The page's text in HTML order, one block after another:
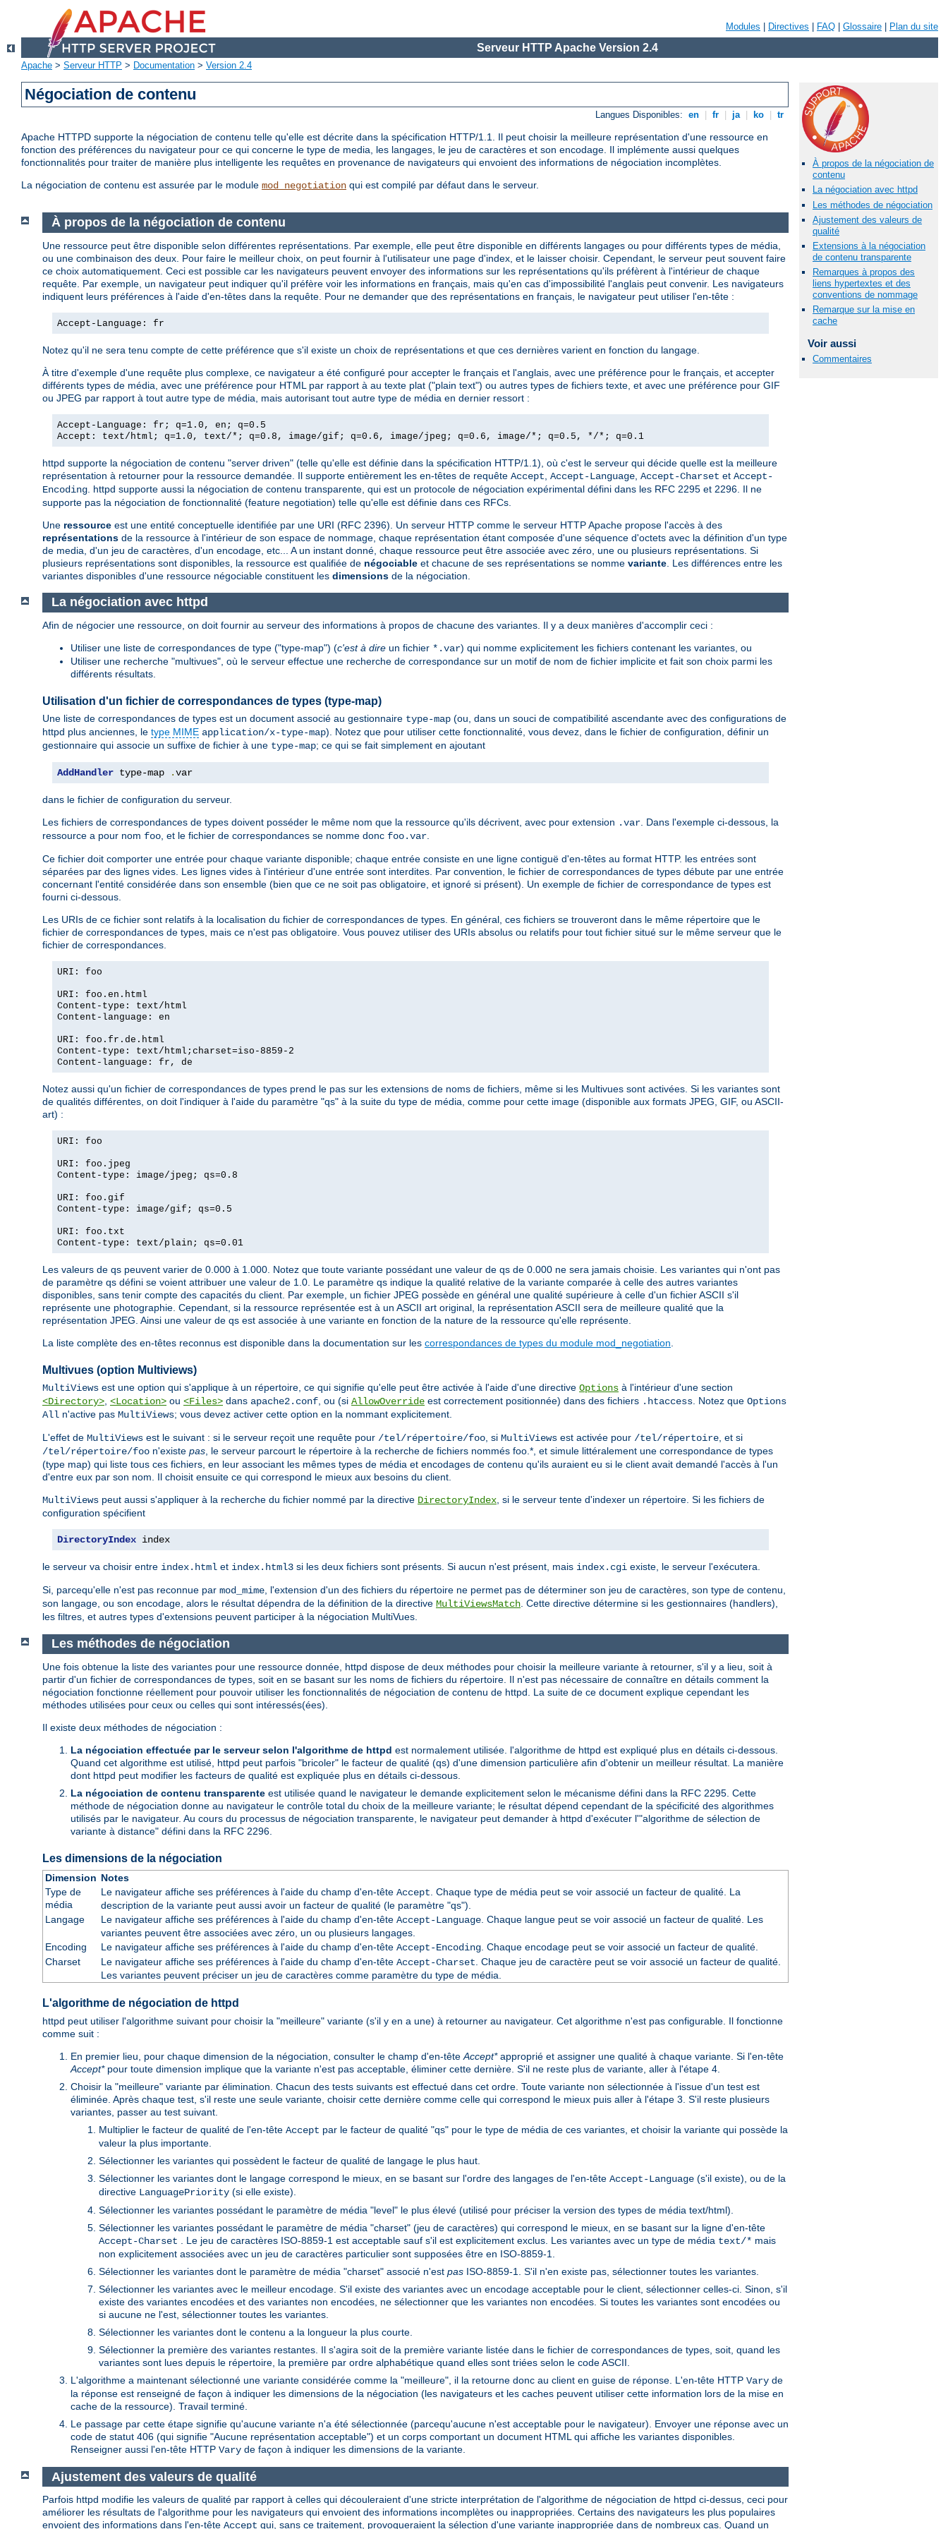
Modules Directives FAQ Glossaire Plan du site
Serveur HTTP Apache Version 2.4
Apache > Serveur HTTP > Documentation > Version 2.4
Négociation de contenu
Langues Disponibles: en fr ja ko tr
Apache HTTPD supporte la négociation de contenu telle qu'elle est décrite dans la spécification HTTP/1.1. Il peut choisir la meilleure représentation d'une ressource en
fonction des préférences du navigateur pour ce qui concerne le type de media, les langages, le jeu de caractères et son encodage. Il implémente aussi quelques
fonctionnalités pour traiter de manière plus intelligente les requêtes en provenance de navigateurs qui envoient des informations de négociation incomplètes.
La négociation de contenu est assurée par le module mod_negotiation qui est compilé par défaut dans le serveur.
À propos de la négociation de
contenu
La négociation avec httpd
Les méthodes de négociation
Ajustement des valeurs de
qualité
Extensions à la négociation
de contenu transparente
Remarques à propos des
liens hypertextes et des
conventions de nommage
Remarque sur la mise en
cache
Voir aussi
Commentaires
À propos de la négociation de contenu
Une ressource peut être disponible selon différentes représentations. Par exemple, elle peut être disponible en différents langages ou pour différents types de média,
ou une combinaison des deux. Pour faire le meilleur choix, on peut fournir à l'utilisateur une page d'index, et le laisser choisir. Cependant, le serveur peut souvent faire
ce choix automatiquement. Ceci est possible car les navigateurs peuvent envoyer des informations sur les représentations qu'ils préfèrent à l'intérieur de chaque
requête. Par exemple, un navigateur peut indiquer qu'il préfère voir les informations en français, mais qu'en cas d'impossibilité l'anglais peut convenir. Les navigateurs
indiquent leurs préférences à l'aide d'en-têtes dans la requête. Pour ne demander que des représentations en français, le navigateur peut utiliser l'en-tête :
Accept-Language: fr
Notez qu'il ne sera tenu compte de cette préférence que s'il existe un choix de représentations et que ces dernières varient en fonction du langage.
À titre d'exemple d'une requête plus complexe, ce navigateur a été configuré pour accepter le français et l'anglais, avec une préférence pour le français, et accepter
différents types de média, avec une préférence pour HTML par rapport à au texte plat ("plain text") ou autres types de fichiers texte, et avec une préférence pour GIF
ou JPEG par rapport à tout autre type de média, mais autorisant tout autre type de média en dernier ressort :
Accept-Language: fr; q=1.0, en; q=0.5
Accept: text/html; q=1.0, text/*; q=0.8, image/gif; q=0.6, image/jpeg; q=0.6, image/*; q=0.5, */*; q=0.1
httpd supporte la négociation de contenu "server driven" (telle qu'elle est définie dans la spécification HTTP/1.1), où c'est le serveur qui décide quelle est la meilleure
représentation à retourner pour la ressource demandée. Il supporte entièrement les en-têtes de requête Accept Accept-Language Accept-Charset et Accept-
Encoding . httpd supporte aussi la négociation de contenu transparente, qui est un protocole de négociation expérimental défini dans les RFC 2295 et 2296. Il ne
supporte pas la négociation de fonctionnalité (feature negotiation) telle qu'elle est définie dans ces RFCs.
Une ressource est une entité conceptuelle identifiée par une URI (RFC 2396). Un serveur HTTP comme le serveur HTTP Apache propose l'accès à des
représentations de la ressource à l'intérieur de son espace de nommage, chaque représentation étant composée d'une séquence d'octets avec la définition d'un type
de media, d'un jeu de caractères, d'un encodage, etc... A un instant donné, chaque ressource peut être associée avec zéro, une ou plusieurs représentations. Si
plusieurs représentations sont disponibles, la ressource est qualifiée de négociable et chacune de ses représentations se nomme variante . Les différences entre les
variantes disponibles d'une ressource négociable constituent les dimensions de la négociation.
La négociation avec httpd
Afin de négocier une ressource, on doit fournir au serveur des informations à propos de chacune des variantes. Il y a deux manières d'accomplir ceci :
Utiliser une liste de correspondances de type ("type-map") (c'est à dire un fichier *.var) qui nomme explicitement les fichiers contenant les variantes, ou
Utiliser une recherche "multivues", où le serveur effectue une recherche de correspondance sur un motif de nom de fichier implicite et fait son choix parmi les
différents résultats.
Utilisation d'un fichier de correspondances de types (type-map)
Une liste de correspondances de types est un document associé au gestionnaire type-map (ou, dans un souci de compatibilité ascendante avec des configurations de
httpd plus anciennes, le type MIME application/x-type-map). Notez que pour utiliser cette fonctionnalité, vous devez, dans le fichier de configuration, définir un
gestionnaire qui associe un suffixe de fichier à une type-map; ce qui se fait simplement en ajoutant
AddHandler type-map .var
dans le fichier de configuration du serveur.
Les fichiers de correspondances de types doivent posséder le même nom que la ressource qu'ils décrivent, avec pour extension .var. Dans l'exemple ci-dessous, la
ressource a pour nom foo, et le fichier de correspondances se nomme donc foo.var.
Ce fichier doit comporter une entrée pour chaque variante disponible; chaque entrée consiste en une ligne contiguë d'en-têtes au format HTTP. les entrées sont
séparées par des lignes vides. Les lignes vides à l'intérieur d'une entrée sont interdites. Par convention, le fichier de correspondances de types débute par une entrée
concernant l'entité considérée dans son ensemble (bien que ce ne soit pas obligatoire, et ignoré si présent). Un exemple de fichier de correspondance de types est
fourni ci-dessous.
Les URIs de ce fichier sont relatifs à la localisation du fichier de correspondances de types. En général, ces fichiers se trouveront dans le même répertoire que le
fichier de correspondances de types, mais ce n'est pas obligatoire. Vous pouvez utiliser des URIs absolus ou relatifs pour tout fichier situé sur le même serveur que le
fichier de correspondances.
URI: foo
URI: foo.en.html
Content-type: text/html
Content-language: en
URI: foo.fr.de.html
Content-type: text/html;charset=iso-8859-2
Content-language: fr, de
Notez aussi qu'un fichier de correspondances de types prend le pas sur les extensions de noms de fichiers, même si les Multivues sont activées. Si les variantes sont
de qualités différentes, on doit l'indiquer à l'aide du paramètre "qs" à la suite du type de média, comme pour cette image (disponible aux formats JPEG, GIF, ou ASCII-
art) :
URI: foo
URI: foo.jpeg
Content-type: image/jpeg; qs=0.8
URI: foo.gif
Content-type: image/gif; qs=0.5
URI: foo.txt
Content-type: text/plain; qs=0.01
Les valeurs de qs peuvent varier de 0.000 à 1.000. Notez que toute variante possédant une valeur de qs de 0.000 ne sera jamais choisie. Les variantes qui n'ont pas
de paramètre qs défini se voient attribuer une valeur de 1.0. Le paramètre qs indique la qualité relative de la variante comparée à celle des autres variantes
disponibles, sans tenir compte des capacités du client. Par exemple, un fichier JPEG possède en général une qualité supérieure à celle d'un fichier ASCII s'il
représente une photographie. Cependant, si la ressource représentée est à un ASCII art original, la représentation ASCII sera de meilleure qualité que la
représentation JPEG. Ainsi une valeur de qs est associée à une variante en fonction de la nature de la ressource qu'elle représente.
La liste complète des en-têtes reconnus est disponible dans la documentation sur les correspondances de types du module mod_negotiation.
Multivues (option Multiviews)
MultiViews est une option qui s'applique à un répertoire, ce qui signifie qu'elle peut être activée à l'aide d'une directive Options à l'intérieur d'une section
<Directory>, <Location> ou <Files> dans apache2.conf, ou (si AllowOverride est correctement positionnée) dans des fichiers .htaccess. Notez que Options
All n'active pas MultiViews; vous devez activer cette option en la nommant explicitement.
L'effet de MultiViews est le suivant : si le serveur reçoit une requête pour /tel/répertoire/foo, si MultiViews est activée pour /tel/répertoire, et si
/tel/répertoire/foo n'existe pas, le serveur parcourt le répertoire à la recherche de fichiers nommés foo.*, et simule littéralement une correspondance de types
(type map) qui liste tous ces fichiers, en leur associant les mêmes types de média et encodages de contenu qu'ils auraient eu si le client avait demandé l'accès à l'un
d'entre eux par son nom. Il choisit ensuite ce qui correspond le mieux aux besoins du client.
MultiViews peut aussi s'appliquer à la recherche du fichier nommé par la directive DirectoryIndex, si le serveur tente d'indexer un répertoire. Si les fichiers de
configuration spécifient
DirectoryIndex index
le serveur va choisir entre index.html et index.html3 si les deux fichiers sont présents. Si aucun n'est présent, mais index.cgi existe, le serveur l'exécutera.
Si, parcequ'elle n'est pas reconnue par mod_mime, l'extension d'un des fichiers du répertoire ne permet pas de déterminer son jeu de caractères, son type de contenu,
son langage, ou son encodage, alors le résultat dépendra de la définition de la directive MultiViewsMatch. Cette directive détermine si les gestionnaires (handlers),
les filtres, et autres types d'extensions peuvent participer à la négociation MultiVues.
Les méthodes de négociation
Une fois obtenue la liste des variantes pour une ressource donnée, httpd dispose de deux méthodes pour choisir la meilleure variante à retourner, s'il y a lieu, soit à
partir d'un fichier de correspondances de types, soit en se basant sur les noms de fichiers du répertoire. Il n'est pas nécessaire de connaître en détails comment la
négociation fonctionne réellement pour pouvoir utiliser les fonctionnalités de négociation de contenu de httpd. La suite de ce document explique cependant les
méthodes utilisées pour ceux ou celles qui sont intéressés(ées).
Il existe deux méthodes de négociation :
La négociation effectuée par le serveur selon l'algorithme de httpd est normalement utilisée. l'algorithme de httpd est expliqué plus en détails ci-dessous.
Quand cet algorithme est utilisé, httpd peut parfois "bricoler" le facteur de qualité (qs) d'une dimension particulière afin d'obtenir un meilleur résultat. La manière
dont httpd peut modifier les facteurs de qualité est expliquée plus en détails ci-dessous.
La négociation de contenu transparente est utilisée quand le navigateur le demande explicitement selon le mécanisme défini dans la RFC 2295. Cette
méthode de négociation donne au navigateur le contrôle total du choix de la meilleure variante; le résultat dépend cependant de la spécificité des algorithmes
utilisés par le navigateur. Au cours du processus de négociation transparente, le navigateur peut demander à httpd d'exécuter l'"algorithme de sélection de
variante à distance" défini dans la RFC 2296.
Les dimensions de la négociation
Dimension Notes
Type de
média
Le navigateur affiche ses préférences à l'aide du champ d'en-tête Accept . Chaque type de média peut se voir associé un facteur de qualité. La
description de la variante peut aussi avoir un facteur de qualité (le paramètre "qs").
Langage
Le navigateur affiche ses préférences à l'aide du champ d'en-tête Accept-Language. Chaque langue peut se voir associé un facteur de qualité. Les
variantes peuvent être associées avec zéro, un ou plusieurs langages.
Encoding
Le navigateur affiche ses préférences à l'aide du champ d'en-tête Accept-Encoding. Chaque encodage peut se voir associé un facteur de qualité.
Charset
Le navigateur affiche ses préférences à l'aide du champ d'en-tête Accept-Charset . Chaque jeu de caractère peut se voir associé un facteur de qualité.
Les variantes peuvent préciser un jeu de caractères comme paramètre du type de média.
L'algorithme de négociation de httpd
httpd peut utiliser l'algorithme suivant pour choisir la "meilleure" variante (s'il y en a une) à retourner au navigateur. Cet algorithme n'est pas configurable. Il fonctionne
comme suit :
En premier lieu, pour chaque dimension de la négociation, consulter le champ d'en-tête Accept*approprié et assigner une qualité à chaque variante. Si l'en-tête
Accept*pour toute dimension implique que la variante n'est pas acceptable, éliminer cette dernière. S'il ne reste plus de variante, aller à l'étape 4.
Choisir la "meilleure" variante par élimination. Chacun des tests suivants est effectué dans cet ordre. Toute variante non sélectionnée à l'issue d'un test est
éliminée. Après chaque test, s'il reste une seule variante, choisir cette dernière comme celle qui correspond le mieux puis aller à l'étape 3. S'il reste plusieurs
variantes, passer au test suivant.
Multiplier le facteur de qualité de l'en-tête Accept par le facteur de qualité "qs" pour le type de média de ces variantes, et choisir la variante qui possède la
valeur la plus importante.
Sélectionner les variantes qui possèdent le facteur de qualité de langage le plus haut.
Sélectionner les variantes dont le langage correspond le mieux, en se basant sur l'ordre des langages de l'en-tête Accept-Language (s'il existe), ou de la
directive LanguagePriority (si elle existe).
Sélectionner les variantes possédant le paramètre de média "level" le plus élevé (utilisé pour préciser la version des types de média text/html).
Sélectionner les variantes possédant le paramètre de média "charset" (jeu de caractères) qui correspond le mieux, en se basant sur la ligne d'en-tête
Accept-Charset . Le jeu de caractères ISO-8859-1 est acceptable sauf s'il est explicitement exclus. Les variantes avec un type de média text/* mais
non explicitement associées avec un jeu de caractères particulier sont supposées être en ISO-8859-1.
Sélectionner les variantes dont le paramètre de média "charset" associé n'est pas ISO-8859-1. S'il n'en existe pas, sélectionner toutes les variantes.
Sélectionner les variantes avec le meilleur encodage. S'il existe des variantes avec un encodage acceptable pour le client, sélectionner celles-ci. Sinon, s'il
existe des variantes encodées et des variantes non encodées, ne sélectionner que les variantes non encodées. Si toutes les variantes sont encodées ou
si aucune ne l'est, sélectionner toutes les variantes.
Sélectionner les variantes dont le contenu a la longueur la plus courte.
Sélectionner la première des variantes restantes. Il s'agira soit de la première variante listée dans le fichier de correspondances de types, soit, quand les
variantes sont lues depuis le répertoire, la première par ordre alphabétique quand elles sont triées selon le code ASCII.
L'algorithme a maintenant sélectionné une variante considérée comme la "meilleure", il la retourne donc au client en guise de réponse. L'en-tête HTTP Vary de
la réponse est renseigné de façon à indiquer les dimensions de la négociation (les navigateurs et les caches peuvent utiliser cette information lors de la mise en
cache de la ressource). Travail terminé.
Le passage par cette étape signifie qu'aucune variante n'a été sélectionnée (parcequ'aucune n'est acceptable pour le navigateur). Envoyer une réponse avec un
code de statut 406 (qui signifie "Aucune représentation acceptable") et un corps comportant un document HTML qui affiche les variantes disponibles.
Renseigner aussi l'en-tête HTTP Vary de façon à indiquer les dimensions de la variante.
Ajustement des valeurs de qualité
Parfois httpd modifie les valeurs de qualité par rapport à celles qui découleraient d'une stricte interprétation de l'algorithme de négociation de httpd ci-dessus, ceci pour
améliorer les résultats de l'algorithme pour les navigateurs qui envoient des informations incomplètes ou inappropriées. Certains des navigateurs les plus populaires
envoient des informations dans l'en-tête Accept qui, sans ce traitement, provoqueraient la sélection d'une variante inappropriée dans de nombreux cas. Quand un